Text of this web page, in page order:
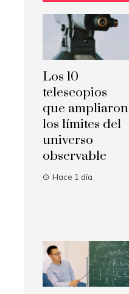
Los 10
telescopios
que ampliaron
los límites del
universo
observable
Hace 1 día